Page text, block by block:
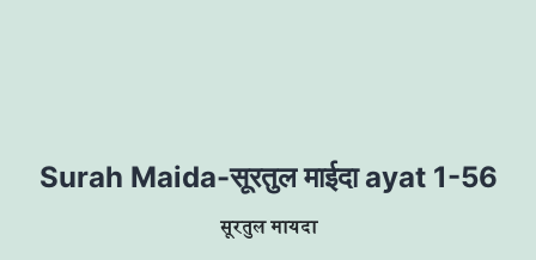
Surah Maida-सूरतुल माईदा ayat 1-56
सूरतुल मायदा